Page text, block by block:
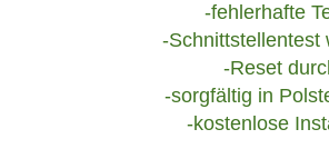
-fehlerhafte
-Schnittstellentest
-Reset
-sorgfältig in
-kostenlose